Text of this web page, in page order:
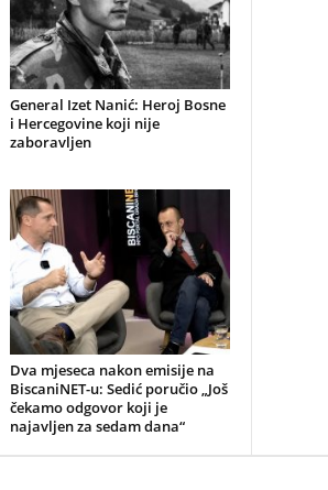
General Izet Nanić: Heroj Bosne
i Hercegovine koji nije
zaboravljen
Dva mjeseca nakon emisije na
BiscaniNET-u: Sedić poručio „Još
čekamo odgovor koji je
najavljen za sedam dana“